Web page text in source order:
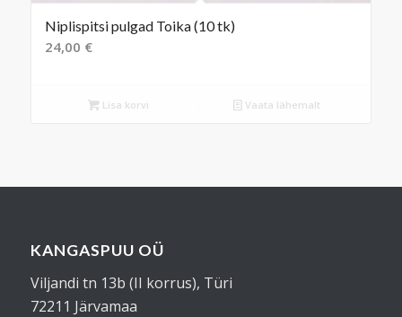
Niplispitsi pulgad Toika (10 tk)
24,00 €
Lisa korvi Vaata lähemalt
KANGASPUU OÜ
Viljandi tn 13b (II korrus), Türi
72211 Järvamaa